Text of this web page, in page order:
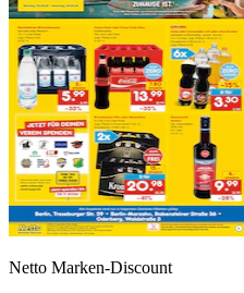
Netto Marken-Discount